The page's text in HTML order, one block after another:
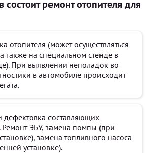
состоит ремонт отопителя для
отопителя (может осуществляться
также на специальном стенде в
При выявлении неполадок во
в автомобиле происходит
дефектовка составляющих
Ремонт ЭБУ, замена помпы (при
замена топливного насоса
установке).